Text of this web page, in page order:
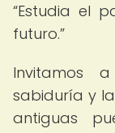
Estudia el
futuro.
Invitamos
sabiduría y
antiguas